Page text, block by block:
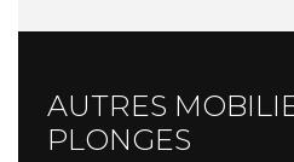
AUTRES
PLONGES